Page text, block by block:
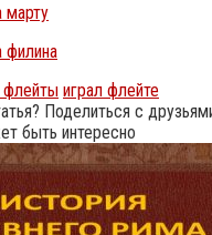
марту
филина
флейты играл флейте
Поделиться с
быть интересно